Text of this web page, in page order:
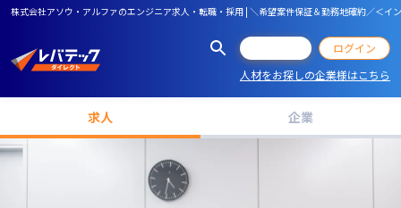
株式会社アソウ・アルファのエンジニア求人・転職・採用 | ＼希望案件保証＆勤務地確約／＜
ログイン
人材をお探しの企業様はこちら
求人 企業